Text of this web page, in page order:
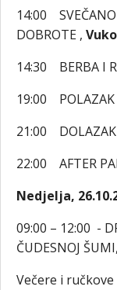
14:00 SVEČANO
DOBROTE ,
14:30 BERBA I
19:00 POLAZAK
21:00 DOLAZAK
22:00 AFTER
Nedjelja,
09:00 – 12:00 -
ČUDESNOJ ŠUMI,
Večere i